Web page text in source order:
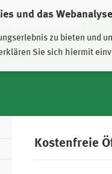
und das
zu bieten und
Sie sich hiermit
Kostenfreie